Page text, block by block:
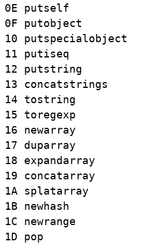
0E putself
0F putobject
10 putspecialobject
11 putiseq
12 putstring
13 concatstrings
14 tostring
15 toregexp
16 newarray
17 duparray
18 expandarray
19 concatarray
1A splatarray
1B newhash
1C newrange
1D pop